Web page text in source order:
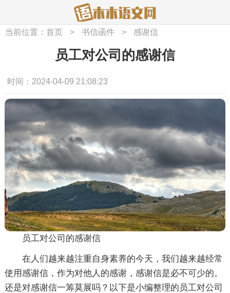
当前位置： 首页 > 书信函件 > 感谢信
员工对公司的感谢信
时间：2024-04-09 21:08:23
员工对公司的感谢信
在人们越来越注重自身素养的今天，我们越来越经常
使用感谢信，作为对他人的感谢，感谢信是必不可少的。
还是对感谢信一筹莫展吗？以下是小编整理的员工对公司